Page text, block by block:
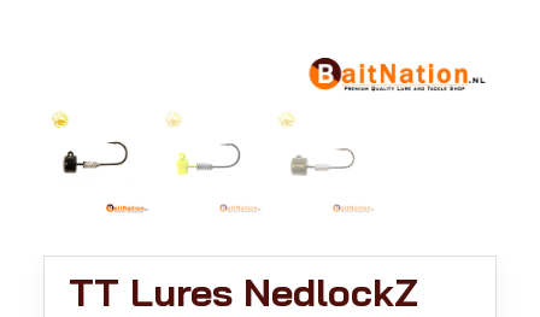
TT Lures NedlockZ